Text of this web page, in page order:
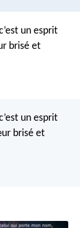
un esprit
brisé et
un esprit
brisé et